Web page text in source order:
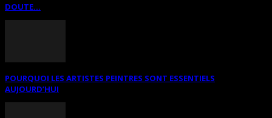
DOUTE...
POURQUOI LES ARTISTES PEINTRES SONT ESSENTIELS
AUJOURD’HUI